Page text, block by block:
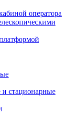
оператора
стационарные